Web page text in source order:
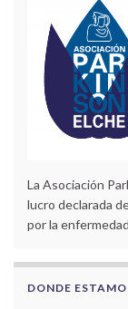
La Asociación
lucro declarada
por la
DONDE